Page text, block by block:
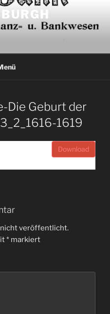
Die Geburt der
1619
Download
veröffentlicht.
* markiert